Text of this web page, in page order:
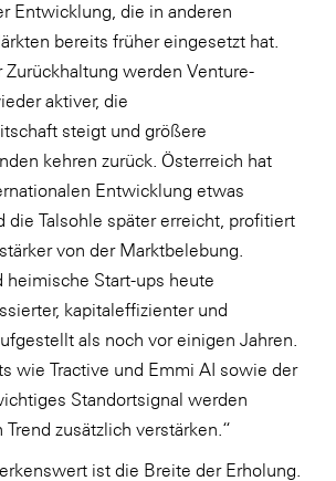
Entwicklung, die in anderen
bereits früher eingesetzt hat.
Zurückhaltung werden Venture-
aktiver, die
steigt und größere
kehren zurück. Österreich hat
Entwicklung etwas
die Talsohle später erreicht, profitiert
von der Marktbelebung.
heimische Start-ups heute
kapitaleffizienter und
als noch vor einigen Jahren.
wie Tractive und Emmi AI sowie der
Standortsignal werden
zusätzlich verstärken.“
ist die Breite der Erholung.